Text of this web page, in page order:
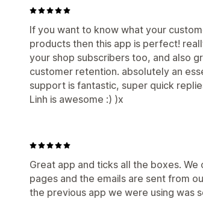
If you want to know what your
products then this app is perfect!
your shop subscribers too, and also
customer retention. absolutely an
support is fantastic, super quick
Linh is awesome :) )x
Great app and ticks all the boxes.
pages and the emails are sent from
the previous app we were using was